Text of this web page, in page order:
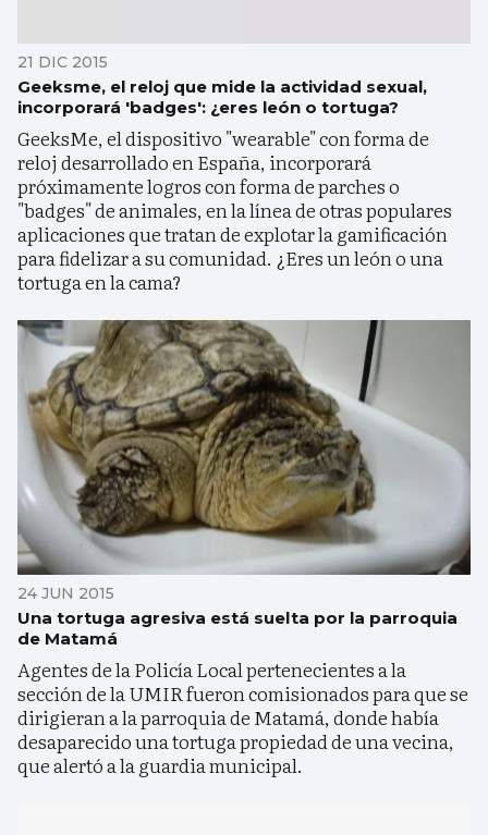
21 DIC 2015
Geeksme, el reloj que mide la actividad sexual,
incorporará 'badges': ¿eres león o tortuga?
GeeksMe, el dispositivo "wearable" con forma de
reloj desarrollado en España, incorporará
próximamente logros con forma de parches o
"badges" de animales, en la línea de otras populares
aplicaciones que tratan de explotar la gamificación
para fidelizar a su comunidad. ¿Eres un león o una
tortuga en la cama?
24 JUN 2015
Una tortuga agresiva está suelta por la parroquia
de Matamá
Agentes de la Policía Local pertenecientes a la
sección de la UMIR fueron comisionados para que se
dirigieran a la parroquia de Matamá, donde había
desaparecido una tortuga propiedad de una vecina,
que alertó a la guardia municipal.